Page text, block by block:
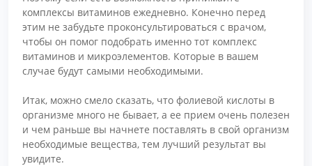
комплексы витаминов ежедневно. Конечно перед
этим не забудьте проконсультироваться с врачом,
чтобы он помог подобрать именно тот комплекс
витаминов и микроэлементов. Которые в вашем
случае будут самыми необходимыми.
Итак, можно смело сказать, что фолиевой кислоты в
организме много не бывает, а ее прием очень полезен
и чем раньше вы начнете поставлять в свой организм
необходимые вещества, тем лучший результат вы
увидите.